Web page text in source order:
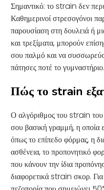
Σημαντικό: το strain δεν
Καθημερινοί στρεσογόνοι
παρουσίαση στη δουλειά ή
και τρεξίματα, μπορούν
σου παλμό και να
πάτησες ποτέ το γυμναστήριο.
Πώς το strain
Ο αλγόριθμος του strain
σου βασική γραμμή, η οποία
όπως το επίπεδο φόρμας, η
ασθένεια, το προπονητικό
που κάνουν την ίδια
διαφορετικά strain σκορ.